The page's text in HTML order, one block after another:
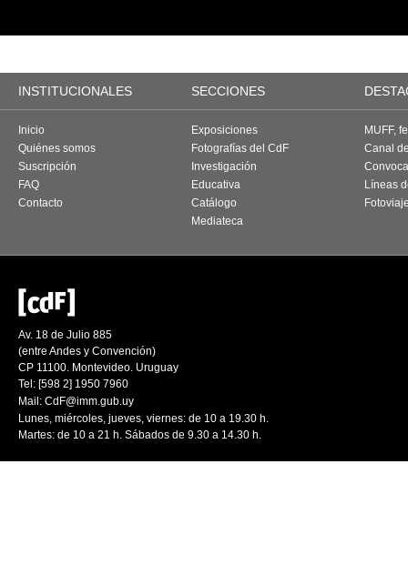
INSTITUCIONALES SECCIONES
Inicio
Quiénes somos
Suscripción
FAQ
Contacto
Exposiciones
Fotografías del CdF
Investigación
Educativa
Catálogo
Mediateca
MUFF,
Canal
Líneas
Av. 18 de Julio 885
(entre Andes y Convención)
CP 11100. Montevideo. Uruguay
Tel: [598 2] 1950 7960
Mail: CdF@imm.gub.uy
Lunes, miércoles, jueves, viernes: de 10 a 19.30 h.
Martes: de 10 a 21 h. Sábados de 9.30 a 14.30 h.